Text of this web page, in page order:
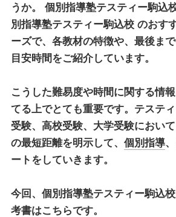
うか。 個別指導塾テスティー駒込
別指導塾テスティー駒込校のおす
ーズで、各教材の特徴や、最後ま
目安時間をご紹介しています。
こうした難易度や時間に関する情
てる上でとても重要です。テステ
受験、高校受験、大学受験におい
の最短距離を明示して、 個別指導
ートをしていきます。
今回、 個別指導塾テスティー駒込校
考書はこちらです。